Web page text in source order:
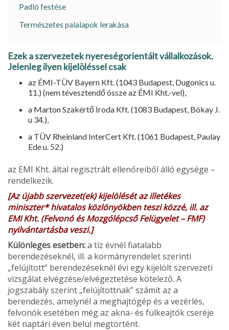
Padló festése
Természetes palalapok lerakása
Ezek a szervezetek nyereségorientált vállalkozások.
Jelenleg ilyen kijelöléssel csak
az ÉMI-TÜV Bayern Kft. (1043 Budapest, Dugonics u.
11.) (nem tévesztendő össze az ÉMI Kht.-vel),
a Marton Szakértő Iroda Kft. (1083 Budapest, Bókay J.
u 34.),
a TÜV Rheinland InterCert Kft. (1061 Budapest, Paulay
Ede u. 52.)
az EMI Kht. által regisztrált ellenőreiből álló egysége –
rendelke­zik.
[Az újabb szervezet(ek) kijelölését az illetékes
miniszter* hivatalos közlönyökben teszi közzé, ill. az
EMI Kht. (Felvonó és Mozgólépcső Felügyelet – FMF)
nyilvántartásba veszi.]
Különleges esetben:a tíz évnél fiatalabb
berendezéseknél, ill. a kormányrendelet szerinti
„felújított” berendezéseknél évi egy kijelölt szervezeti
vizsgálat elvégzése/elvégeztetése kötelező. A
jogszabály szerint „felújítottnak” számít az a
berendezés, amelynél a megha­jtógép és a vezérlés,
felvonók esetében még az akna- és fülkeajtók cseréje
két naptári éven belül megtörtént.